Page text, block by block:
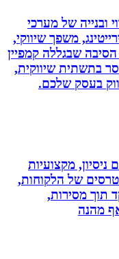
של מערכי
משפך שיווקי,
שבגללה קמפיין
שיווקית,
שלכם.
מקצועיות
של הלקוחות,
מסירות,